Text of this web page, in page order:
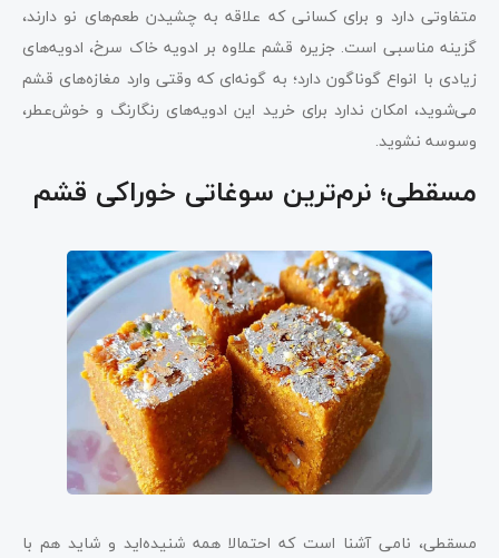
متفاوتی دارد و برای کسانی که علاقه به چشیدن طعم‌های نو دارند،
گزینه مناسبی است. جزیره قشم علاوه بر ادویه خاک سرخ، ادویه‌های
زیادی با انواع گوناگون دارد؛ به گونه‌ای که وقتی وارد مغازه‌های قشم
می‌شوید، امکان ندارد برای خرید این ادویه‌های رنگارنگ و خوش‌عطر،
وسوسه نشوید.
مسقطی؛ نرم‌ترین سوغاتی خوراکی‌ قشم
مسقطی، نامی آشنا است که احتمالا همه شنیده‌اید و شاید هم با